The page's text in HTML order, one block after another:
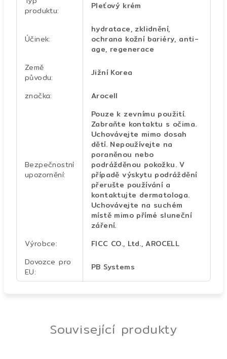
produktu: Pleťový krém
Účinek:
hydratace, zklidnění,
ochrana kožní bariéry, anti-
age, regenerace
Země
původu: Jižní Korea
značka: Arocell
Bezpečnostní
upozornění:
Pouze k zevnímu použití.
Zabraňte kontaktu s očima.
Uchovávejte mimo dosah
dětí. Nepoužívejte na
poraněnou nebo
podrážděnou pokožku. V
případě výskytu podráždění
přerušte používání a
kontaktujte dermatologa.
Uchovávejte na suchém
místě mimo přímé sluneční
záření.
Výrobce:
FICC CO., Ltd., AROCELL
Dovozce pro
EU: PB Systems
Související produkty